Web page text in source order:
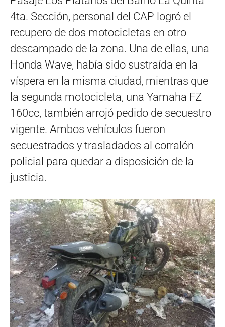
4ta. Sección, personal del CAP logró el
recupero de dos motocicletas en otro
descampado de la zona. Una de ellas, una
Honda Wave, había sido sustraída en la
víspera en la misma ciudad, mientras que
la segunda motocicleta, una Yamaha FZ
160cc, también arrojó pedido de secuestro
vigente. Ambos vehículos fueron
secuestrados y trasladados al corralón
policial para quedar a disposición de la
justicia.